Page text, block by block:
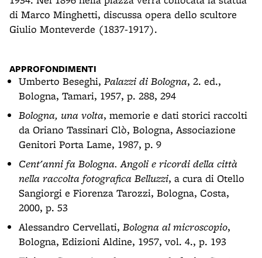
di Marco Minghetti, discussa opera dello scultore
Giulio Monteverde (1837-1917).
APPROFONDIMENTI
Umberto Beseghi, Palazzi di Bologna, 2. ed.,
Bologna, Tamari, 1957, p. 288, 294
Bologna, una volta, memorie e dati storici raccolti
da Oriano Tassinari Clò, Bologna, Associazione
Genitori Porta Lame, 1987, p. 9
Cent'anni fa Bologna. Angoli e ricordi della città
nella raccolta fotografica Belluzzi, a cura di Otello
Sangiorgi e Fiorenza Tarozzi, Bologna, Costa,
2000, p. 53
Alessandro Cervellati, Bologna al microscopio,
Bologna, Edizioni Aldine, 1957, vol. 4., p. 193